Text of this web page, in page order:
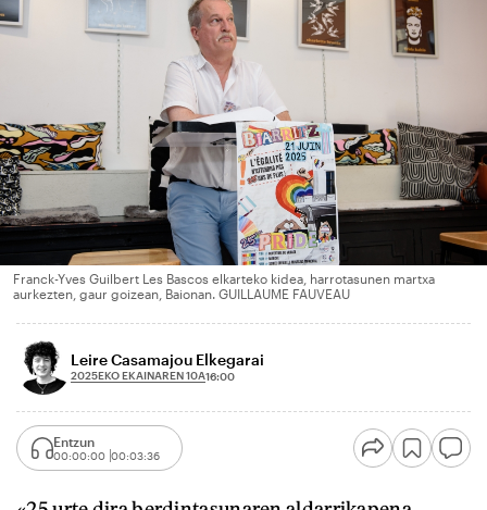
Franck-Yves Guilbert Les Bascos elkarteko kidea, harrotasunen martxa
aurkezten, gaur goizean, Baionan. GUILLAUME FAUVEAU
Leire Casamajou Elkegarai
2025EKO EKAINAREN 10A16:00
Entzun
00:00:00 00:03:36